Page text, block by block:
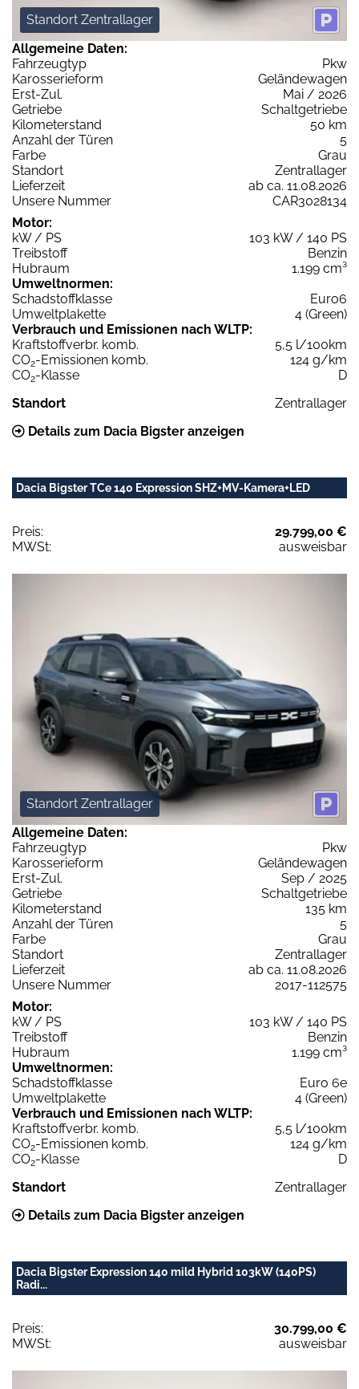
Standort Zentrallager
Allgemeine Daten:
Fahrzeugtyp
Pkw
Karosserieform
Geländewagen
Erst-Zul.
Mai / 2026
Getriebe
Schaltgetriebe
Kilometerstand
50 km
Anzahl der Türen
5
Farbe
Grau
Standort
Zentrallager
Lieferzeit
ab ca. 11.08.2026
Unsere Nummer
CAR3028134
Motor:
kW / PS
103 kW / 140 PS
Treibstoff
Benzin
Hubraum
1.199 cm³
Umweltnormen:
Schadstoffklasse
Euro6
Umweltplakette
4 (Green)
Verbrauch und Emissionen nach WLTP:
Kraftstoffverbr. komb.
5,5 l/100km
CO2-Emissionen komb.
124 g/km
CO2-Klasse
D
Standort
Zentrallager
Details zum Dacia Bigster anzeigen
Dacia Bigster TCe 140 Expression SHZ+MV-Kamera+LED
Preis:
29.799,00 €
MWSt:
ausweisbar
Standort Zentrallager
Allgemeine Daten:
Fahrzeugtyp
Pkw
Karosserieform
Geländewagen
Erst-Zul.
Sep / 2025
Getriebe
Schaltgetriebe
Kilometerstand
135 km
Anzahl der Türen
5
Farbe
Grau
Standort
Zentrallager
Lieferzeit
ab ca. 11.08.2026
Unsere Nummer
2017-112575
Motor:
kW / PS
103 kW / 140 PS
Treibstoff
Benzin
Hubraum
1.199 cm³
Umweltnormen:
Schadstoffklasse
Euro 6e
Umweltplakette
4 (Green)
Verbrauch und Emissionen nach WLTP:
Kraftstoffverbr. komb.
5,5 l/100km
CO2-Emissionen komb.
124 g/km
CO2-Klasse
D
Standort
Zentrallager
Details zum Dacia Bigster anzeigen
Dacia Bigster Expression 140 mild Hybrid 103kW (140PS)
Radi...
Preis:
30.799,00 €
MWSt:
ausweisbar